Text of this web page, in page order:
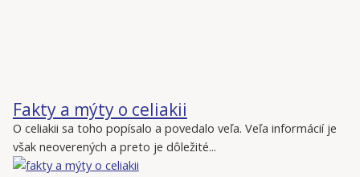
Fakty a mýty o celiakii
O celiakii sa toho popísalo a povedalo veľa. Veľa informácií je
však neoverených a preto je dôležité...